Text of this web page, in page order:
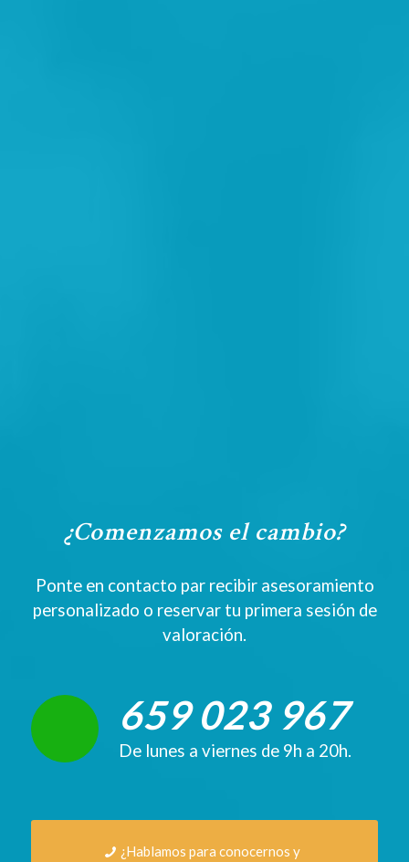
¿Comenzamos el cambio?
Ponte en contacto par recibir asesoramiento
personalizado o reservar tu primera sesión de
valoración.
659 023 967
De lunes a viernes de 9h a 20h.
¿Hablamos para conocernos y